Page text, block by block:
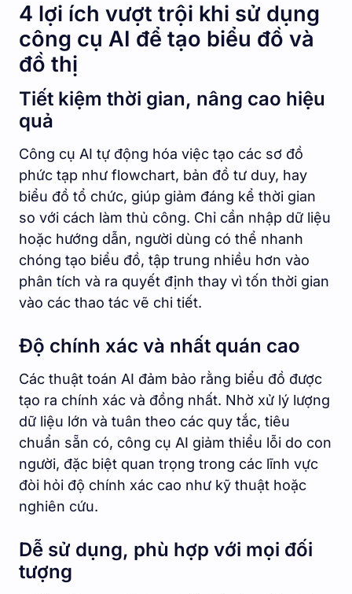
4 lợi ích vượt trội khi sử dụng
công cụ AI để tạo biểu đồ và
đồ thị
Tiết kiệm thời gian, nâng cao hiệu
quả
Công cụ AI tự động hóa việc tạo các sơ đồ
phức tạp như flowchart, bản đồ tư duy, hay
biểu đồ tổ chức, giúp giảm đáng kể thời gian
so với cách làm thủ công. Chỉ cần nhập dữ liệu
hoặc hướng dẫn, người dùng có thể nhanh
chóng tạo biểu đồ, tập trung nhiều hơn vào
phân tích và ra quyết định thay vì tốn thời gian
vào các thao tác vẽ chi tiết.
Độ chính xác và nhất quán cao
Các thuật toán AI đảm bảo rằng biểu đồ được
tạo ra chính xác và đồng nhất. Nhờ xử lý lượng
dữ liệu lớn và tuân theo các quy tắc, tiêu
chuẩn sẵn có, công cụ AI giảm thiểu lỗi do con
người, đặc biệt quan trọng trong các lĩnh vực
đòi hỏi độ chính xác cao như kỹ thuật hoặc
nghiên cứu.
Dễ sử dụng, phù hợp với mọi đối
tượng